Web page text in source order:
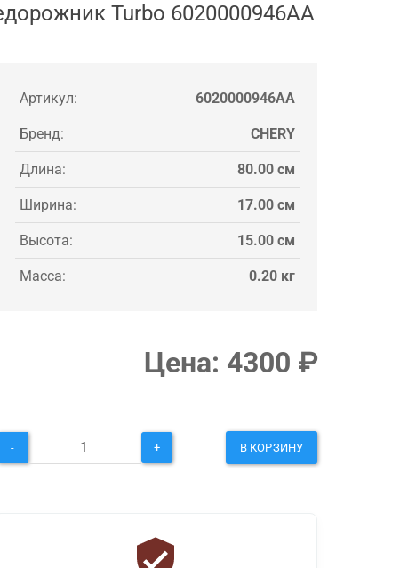
Turbo 6020000946AA
Артикул: 6020000946AA
Бренд: CHERY
Длина: 80.00 см
Ширина: 17.00 см
Высота: 15.00 см
Масса: 0.20 кг
Цена: 4300 ₽
- + В КОРЗИНУ